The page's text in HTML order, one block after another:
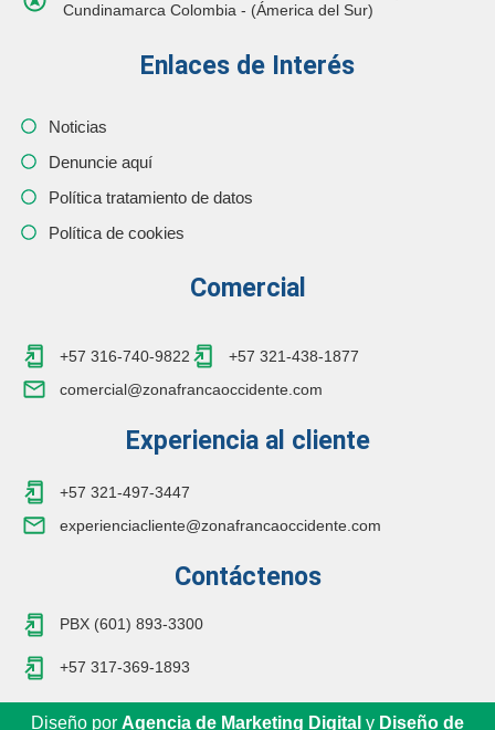
Cundinamarca Colombia - (Ámerica del Sur)
Enlaces de Interés
Noticias
Denuncie aquí
Política tratamiento de datos
Política de cookies
Comercial
+57 316-740-9822
+57 321-438-1877
comercial@zonafrancaoccidente.com
Experiencia al cliente
+57 321-497-3447
experienciacliente@zonafrancaoccidente.com
Contáctenos
PBX (601) 893-3300
+57 317-369-1893
Diseño por Agencia de Marketing Digital y Diseño de